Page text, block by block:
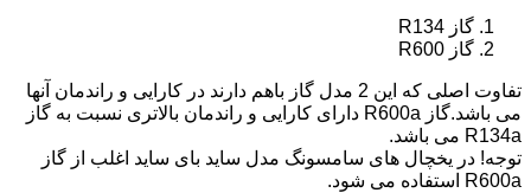
گاز R134
گاز R600
تفاوت اصلی که این 2 مدل گاز باهم دارند در کارایی و راندمان آنها
می باشد.گاز R600a دارای کارایی و راندمان بالاتری نسبت به گاز
R134a می باشد.
توجه! در یخچال های سامسونگ مدل ساید بای ساید اغلب از گاز
R600a استفاده می شود.